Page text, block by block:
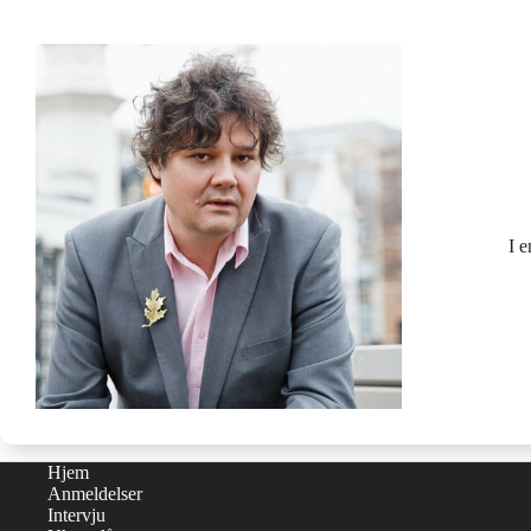
I
Hjem
Anmeldelser
Intervju